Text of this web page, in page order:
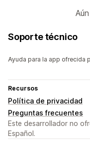
Soporte técnico
Ayuda para la app ofrecida
Recursos
Política de privacidad
Preguntas frecuentes
Este desarrollador no
Español.